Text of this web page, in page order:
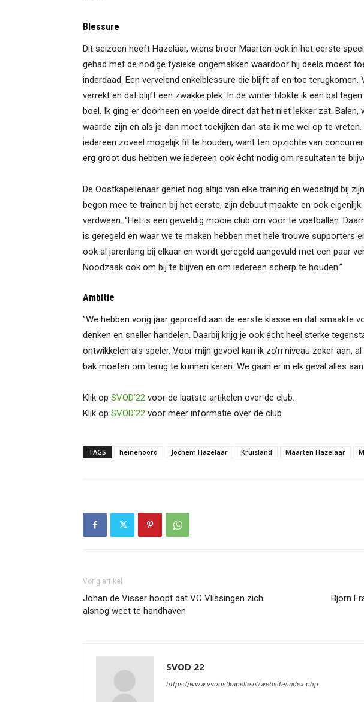
Blessure
Dit seizoen heeft Hazelaar, wiens broer Maarten ook in het eerste
gehad met de nodige fysieke ongemakken waardoor hij deels moest
inderdaad. Een vervelend enkelblessure die blijft af en toe terugkomen.
verrekt en dat blijft een zwakke plek. In de winter blokte ik een bal tegen
boel. Ik ging er doorheen en voelde direct dat het niet lekker zat. Balen,
waarde zijn en als je dan moet toekijken dan sta ik me wel op te
iedereen zoveel mogelijk fit te houden, want ten opzichte van
erg groot dus hebben we iedereen ook écht nodig om resultaten te
De Oostkapellenaar geniet nog altijd van elke training en wedstrijd bij
begon mee te trainen bij het eerste, zijn debuut maakte en ook
verdween. “Het is een geweldig mooie club om voor te voetballen.
is geregeld en waar we te maken hebben met hele trouwe supporters
ook al jarenlang bij elkaar en wordt geregeld aangevuld met een paar
Noodzaak ook om bij te blijven en om iedereen scherp te houden.”
Ambitie
”We hebben vorig jaar geproefd aan de eerste klasse en dat smaakte
denken en sneller handelen. Daarbij krijg je ook écht heel sterke
ontwikkelen als speler. Voor mijn gevoel kan ik zo’n niveau zeker aan,
bak moeten om terug te kunnen keren. We gaan er in elk geval alles aan
Klik op SVOD’22 voor de laatste artikelen over de club.
Klik op SVOD’22 voor meer informatie over de club.
TAGS heinenoord Jochem Hazelaar Kruisland Maarten Hazelaar
Vorig artikel
Johan de Visser hoopt dat VC Vlissingen zich
alsnog weet te handhaven
Bjorn
SVOD 22
https://www.vvoostkapelle.nl/website/index.php